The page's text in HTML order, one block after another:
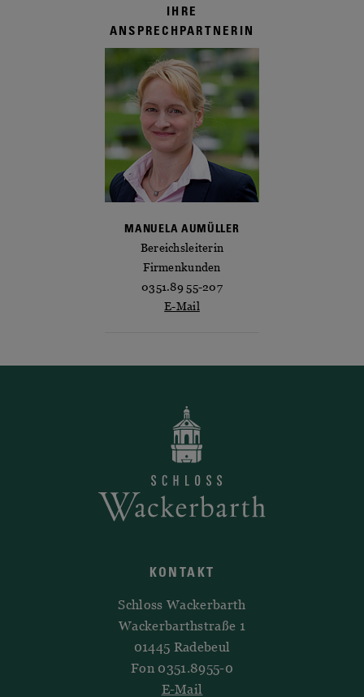
IHRE
ANSPRECHPARTNERIN
MANUELA AUMÜLLER
Bereichsleiterin
Firmenkunden
0351.89 55-207
E-Mail
KONTAKT
Schloss Wackerbarth
Wackerbarthstraße 1
01445 Radebeul
Fon 0351.8955-0
E-Mail